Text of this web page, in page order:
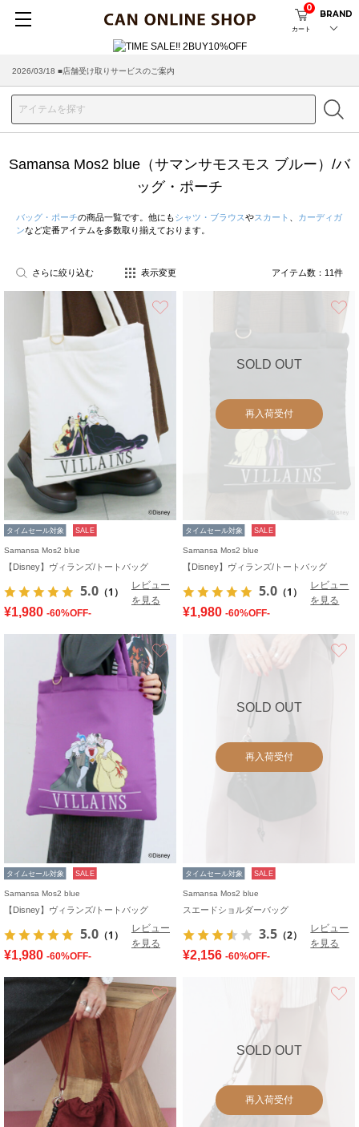
カート
0
BRAND
2026/03/18 ■店舗受け取りサービスのご案内
Samansa Mos2 blue（サマンサモスモス ブルー）/バ
ッグ・ポーチ
バッグ・ポーチの商品一覧です。他にもシャツ・ブラウスやスカート
カーディガ
ンなど定番アイテムを多数取り揃えております。
さらに絞り込む 表示変更 アイテム数： 11件
タイムセール対象 SALE
Samansa Mos2 blue
【Disney】ヴィランズ/トートバッグ
5.0 （1）
レビュー
を見る
¥1,980 -60%OFF-
SOLD OUT
再入荷受付
タイムセール対象 SALE
Samansa Mos2 blue
【Disney】ヴィランズ/トートバッグ
5.0 （1）
レビュー
を見る
¥1,980 -60%OFF-
タイムセール対象 SALE
Samansa Mos2 blue
【Disney】ヴィランズ/トートバッグ
5.0 （1）
レビュー
を見る
¥1,980 -60%OFF-
SOLD OUT
再入荷受付
タイムセール対象 SALE
Samansa Mos2 blue
スエードショルダーバッグ
3.5 （2）
レビュー
を見る
¥2,156 -60%OFF-
お気に入り
SOLD OUT
再入荷受付